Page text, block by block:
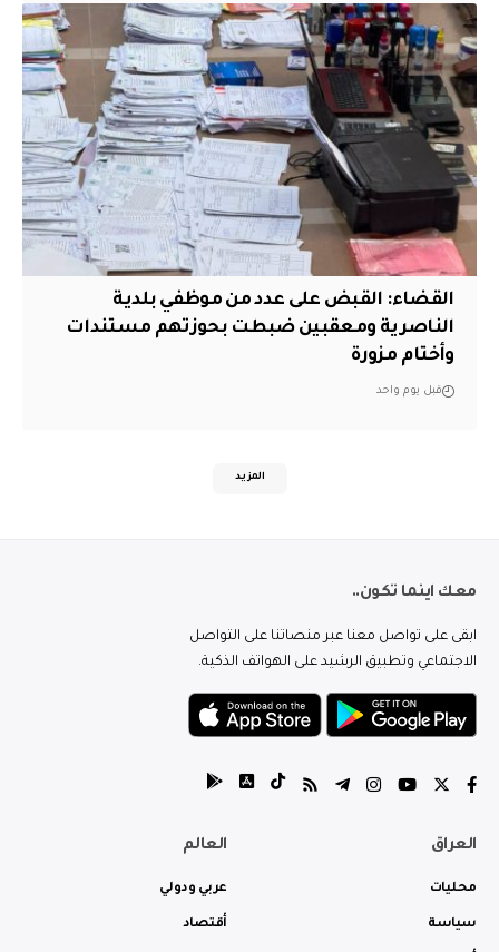
القضاء: القبض على عدد من موظفي بلدية
الناصرية ومعقبين ضبطت بحوزتهم مستندات
وأختام مزورة
قبل يوم واحد
المزيد
معك اينما تكون..
ابقى على تواصل معنا عبر منصاتنا على التواصل
الاجتماعي وتطبيق الرشيد على الهواتف الذكية.
العراق
محليات
سياسة
العالم
عربي ودولي
أقتصاد